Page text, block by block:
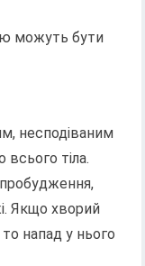
можуть бути
несподіваним
всього тіла.
пробудження,
Якщо хворий
напад у нього